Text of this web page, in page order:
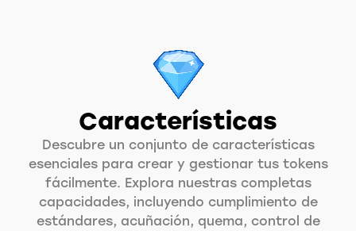
Características
Descubre un conjunto de características
esenciales para crear y gestionar tus tokens
fácilmente. Explora nuestras completas
capacidades, incluyendo cumplimiento de
estándares, acuñación, quema, control de